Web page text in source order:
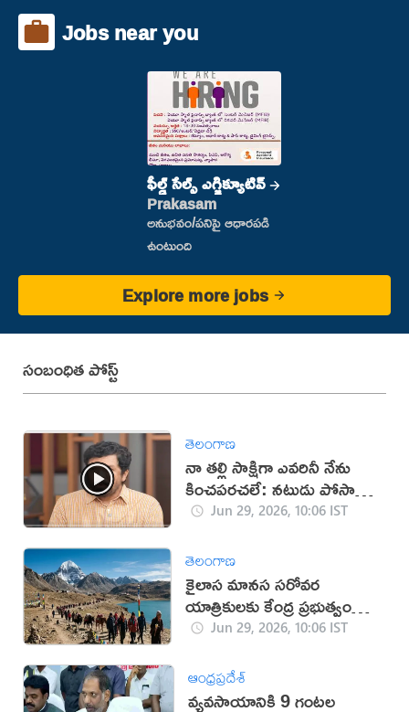
Jobs near you
ఫీల్డ్ సేల్స్ ఎగ్జిక్యూటివ్
Prakasam
అనుభవం/పనిపై ఆధారపడి
ఉంటుంది
Explore more jobs
సంబంధిత పోస్ట్
తెలంగాణ
నా తల్లి సాక్షిగా ఎవరినీ నేను
కించపరచలే: నటుడు పోసాని
(VIDEO)
Jun 29, 2026, 10:06 IST
తెలంగాణ
కైలాస మానస సరోవర
యాత్రికులకు కేంద్ర ప్రభుత్వం
కీలక సూచనలు
Jun 29, 2026, 10:06 IST
ఆంధ్రప్రదేశ్
వ్యవసాయానికి 9 గంటల